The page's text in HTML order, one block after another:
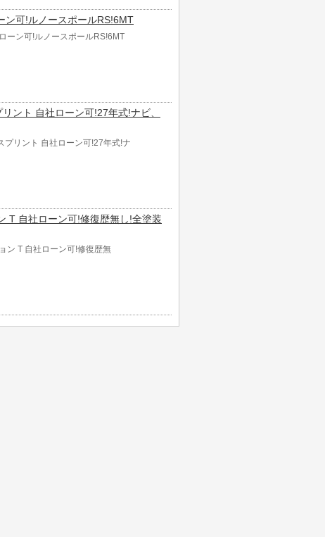
ン可!ルノースポールRS!6MT
ーン可!ルノースポールRS!6MT
ント 自社ローン可!27年式!ナビ、
リント 自社ローン可!27年式!ナ
T 自社ローン可!修復歴無し!全塗装
ン T 自社ローン可!修復歴無